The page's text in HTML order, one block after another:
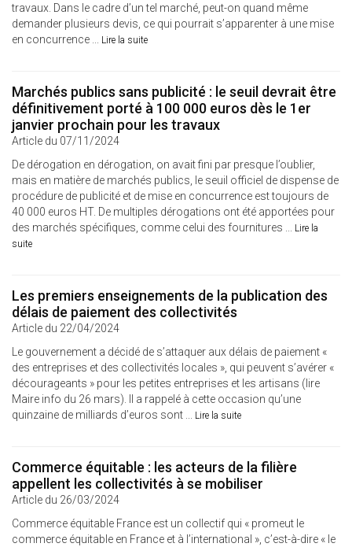
travaux. Dans le cadre d’un tel marché, peut-on quand même
demander plusieurs devis, ce qui pourrait s’apparenter à une mise
en concurrence ... Lire la suite
Marchés publics sans publicité : le seuil devrait être
définitivement porté à 100 000 euros dès le 1er
janvier prochain pour les travaux
Article du 07/11/2024
De dérogation en dérogation, on avait fini par presque l’oublier,
mais en matière de marchés publics, le seuil officiel de dispense de
procédure de publicité et de mise en concurrence est toujours de
40 000 euros HT. De multiples dérogations ont été apportées pour
des marchés spécifiques, comme celui des fournitures ... Lire la
suite
Les premiers enseignements de la publication des
délais de paiement des collectivités
Article du 22/04/2024
Le gouvernement a décidé de s’attaquer aux délais de paiement «
des entreprises et des collectivités locales », qui peuvent s’avérer «
décourageants » pour les petites entreprises et les artisans (lire
Maire info du 26 mars). Il a rappelé à cette occasion qu’une
quinzaine de milliards d’euros sont ... Lire la suite
Commerce équitable : les acteurs de la filière
appellent les collectivités à se mobiliser
Article du 26/03/2024
Commerce équitable France est un collectif qui « promeut le
commerce équitable en France et à l’international », c’est-à-dire « le